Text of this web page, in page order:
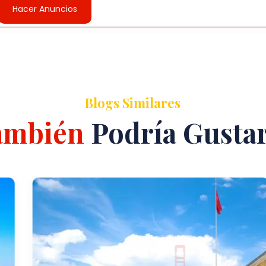
Hacer Anuncios
Blogs Similares
Podría